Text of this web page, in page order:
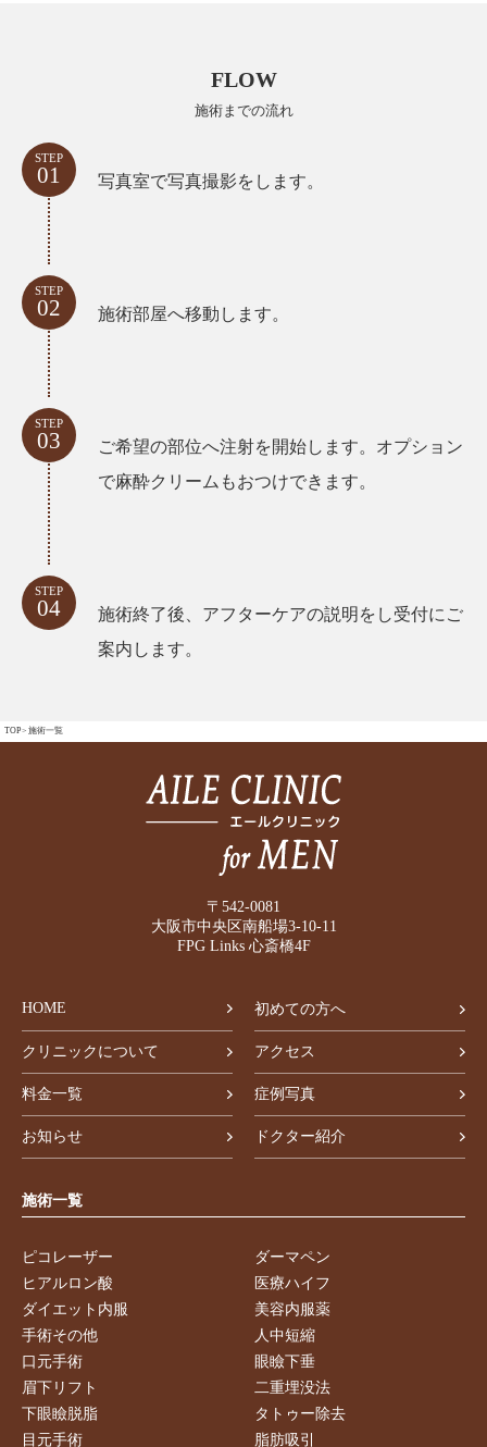
施術までの流れ
FLOW
STEP
01 写真室で写真撮影をします。
STEP
02 施術部屋へ移動します。
STEP
03
ご希望の部位へ注射を開始します。オプション
で麻酔クリームもおつけできます。
STEP
04
施術終了後、アフターケアの説明をし受付にご
案内します。
TOP> 施術一覧
〒542-0081
大阪市中央区南船場3-10-11
FPG Links 心斎橋4F
HOME 初めての方へ
クリニックについて アクセス
料金一覧 症例写真
お知らせ ドクター紹介
施術一覧
ピコレーザー
ダーマペン
ヒアルロン酸
医療ハイフ
ダイエット内服
美容内服薬
手術その他
人中短縮
口元手術
眼瞼下垂
眉下リフト
二重埋没法
下眼瞼脱脂
タトゥー除去
目元手術
脂肪吸引